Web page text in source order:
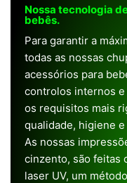
Nossa tecnologia
bebês.
Para garantir a
todas as nossas
acessórios para
controlos internos
os requisitos mais
qualidade, higiene
As nossas
cinzento, são feitas
laser UV, um